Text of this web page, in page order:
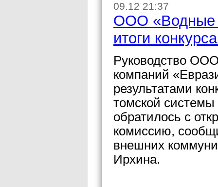
09.12 21:37
ООО «Водные
итоги
Руководство
компаний
результатами
томской
обратилось с
комиссию,
внешних
Ирхина.